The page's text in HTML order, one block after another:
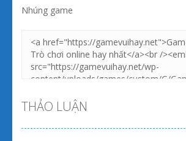
Nhúng game
THẢO LUẬN